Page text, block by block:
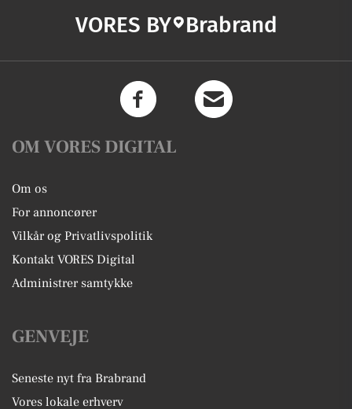
VORES BY Brabrand
OM VORES DIGITAL
Om os
For annoncører
Vilkår og Privatlivspolitik
Kontakt VORES Digital
Administrer samtykke
GENVEJE
Seneste nyt fra Brabrand
Vores lokale erhverv